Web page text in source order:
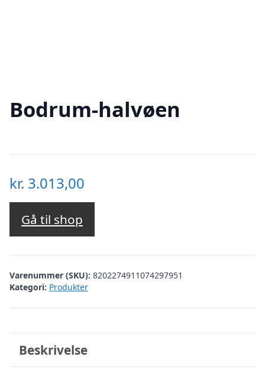
Bodrum-halvøen
kr. 3.013,00
Gå til shop
Varenummer (SKU): 8202274911074297951
Kategori: Produkter
Beskrivelse